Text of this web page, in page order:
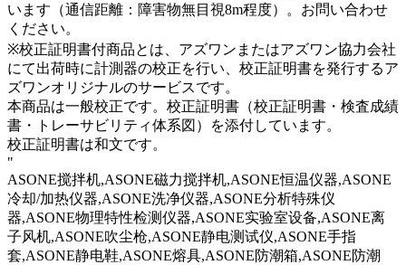
います（通信距離：障害物無目視8m程度）。お問い合わせ
ください。
※校正証明書付商品とは、アズワンまたはアズワン協力会社
にて出荷時に計測器の校正を行い、校正証明書を発行するア
ズワンオリジナルのサービスです。
本商品は一般校正です。校正証明書（校正証明書・検査成績
書・トレーサビリティ体系図）を添付しています。
校正証明書は和文です。
"
ASONE搅拌机,ASONE磁力搅拌机,ASONE恒温仪器,ASONE
冷却/加热仪器,ASONE洗净仪器,ASONE分析特殊仪
器,ASONE物理特性检测仪器,ASONE实验室设备,ASONE离
子风机,ASONE吹尘枪,ASONE静电测试仪,ASONE手指
套,ASONE静电鞋,ASONE熔具,ASONE防潮箱,ASONE防潮